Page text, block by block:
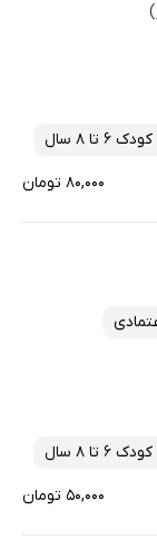
کودک 6 تا 8 سال
۸۰,۰۰۰ تومان
کودک 6 تا 8 سال
۵۰,۰۰۰ تومان